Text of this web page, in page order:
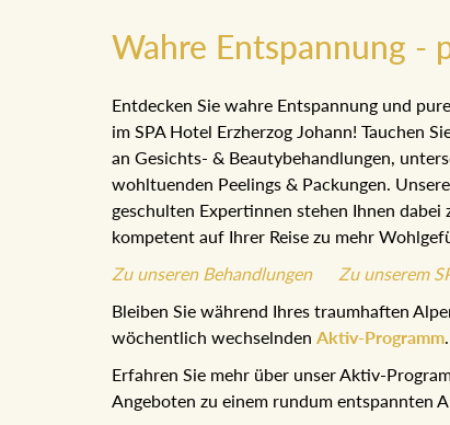
Wahre Entspannung -
Entdecken Sie wahre Entspannung und
im SPA Hotel Erzherzog Johann! Tauchen
an Gesichts- & Beautybehandlungen,
wohltuenden Peelings & Packungen.
geschulten Expertinnen stehen Ihnen dabei
kompetent auf Ihrer Reise zu mehr
Zu unseren Behandlungen
Zu unserem
Bleiben Sie während Ihres traumhaften
wöchentlich wechselnden Aktiv-Programm
Erfahren Sie mehr über unser Aktiv-
Angeboten zu einem rundum entspannten